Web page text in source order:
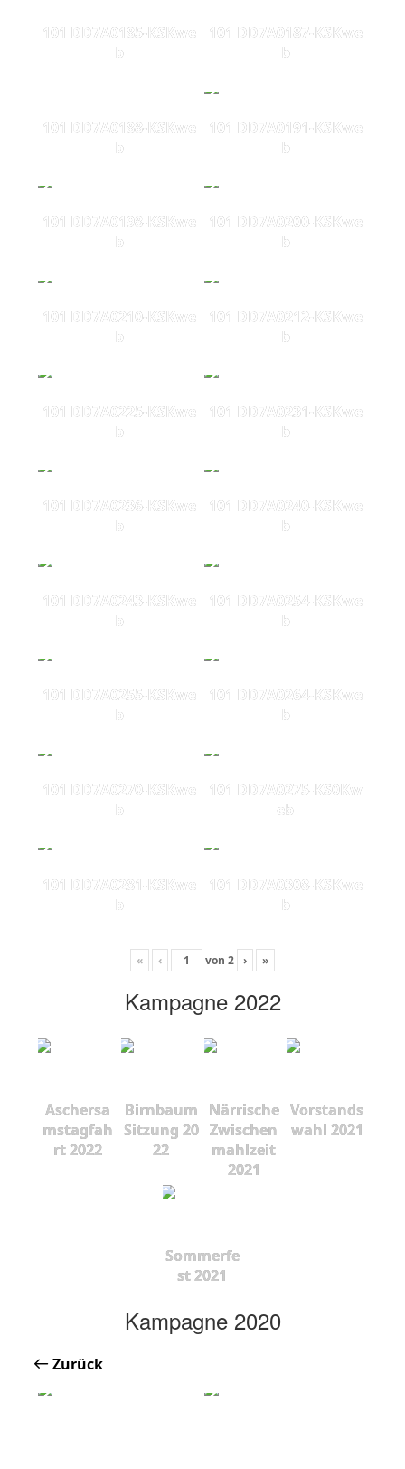
101 DD7A0185-KSKwe
b
101 DD7A0187-KSKwe
b
101 DD7A0188-KSKwe
b
101 DD7A0191-KSKwe
b
101 DD7A0198-KSKwe
b
101 DD7A0200-KSKwe
b
101 DD7A0210-KSKwe
b
101 DD7A0212-KSKwe
b
101 DD7A0225-KSKwe
b
101 DD7A0231-KSKwe
b
101 DD7A0236-KSKwe
b
101 DD7A0240-KSKwe
b
101 DD7A0243-KSKwe
b
101 DD7A0254-KSKwe
b
101 DD7A0255-KSKwe
b
101 DD7A0264-KSKwe
b
101 DD7A0270-KSKwe
b
101 DD7A0275-KS0Kw
eb
101 DD7A0281-KSKwe
b
101 DD7A0308-KSKwe
b
« ‹ von 2 › »
Kampagne 2022
Aschersa
mstagfah
rt 2022
Birnbaum
Sitzung 20
22
Närrische
Zwischen
mahlzeit
2021
Vorstands
wahl 2021
Sommerfe
st 2021
Kampagne 2020
Zurück